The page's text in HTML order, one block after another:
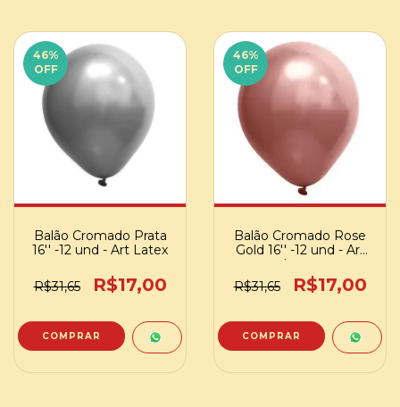
46%
OFF
Balão Cromado Prata
16'' -12 und - Art Latex
R$31,65 R$17,00
46%
OFF
Balão Cromado Rose
Gold 16'' -12 und - Art
Latex
R$31,65
R$17,00